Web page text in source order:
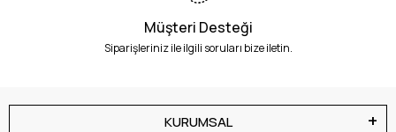
Müşteri Desteği
Siparişleriniz ile ilgili soruları bize iletin.
KURUMSAL